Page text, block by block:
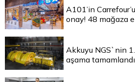
A101’in
onay! 48 mağaza
Akkuyu NGS`nin
aşama tamamlandı